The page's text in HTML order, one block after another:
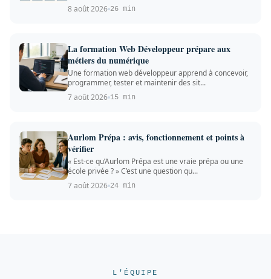
8 août 2026 26 min
La formation Web Développeur prépare aux
métiers du numérique
Une formation web développeur apprend à concevoir,
programmer, tester et maintenir des sit...
7 août 2026 15 min
Aurlom Prépa : avis, fonctionnement et points à
vérifier
« Est-ce qu’Aurlom Prépa est une vraie prépa ou une
école privée ? » C’est une question qu...
7 août 2026 24 min
L'ÉQUIPE